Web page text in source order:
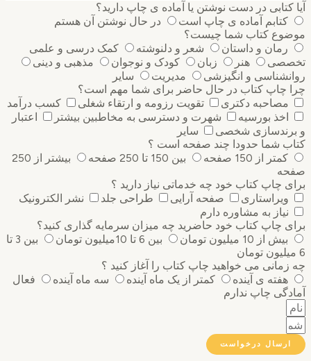
کتابی در دست نوشتن یا آماده ی چاپ دارید؟
کتابم آماده ی چاپ است
در حال نوشتن آن هستم
کتاب شما چیست؟
رمان و داستان
شعر و دلنوشته
کمک درسی و علمی
هنر زبان کودک و نوجوان
مذهبی و دینی
و انگیزشی
مدیریت
سایر
چاپ کتاب در حال حاضر برای شما مهم است؟
مصاحبه دکتری
تقویت رزومه و ارتقاء شغلی
کسب درآمد
اخذ بورسیه
شهرت و دسترسی به مخاطبین بیشتر
اعتبار
شخصی
سایر
شما حدودا چند صفحه است ؟
کمتر از 150 صفحه
بین 150 تا 250 صفحه
بیشتر از 250
چاپ کتاب خود چه خدماتی نیاز دارید ؟
ویراستاری
صفحه آرایی طراحی جلد
نشر الکترونیک
نیاز به مشاوره دارم
چاپ کتاب خود حاضرید چه میزان سرمایه گذاری ‌کنید؟
بیش از 10 میلیون تومان
بین 6 تا 10میلیون تومان
بین 3 تا
می خواهید چاپ کتاب را آغاز کنید ؟
هفته ی آینده
کمتر از یک ماه آینده سه ماه آینده
فعال
چاپ ندارم
درخواست